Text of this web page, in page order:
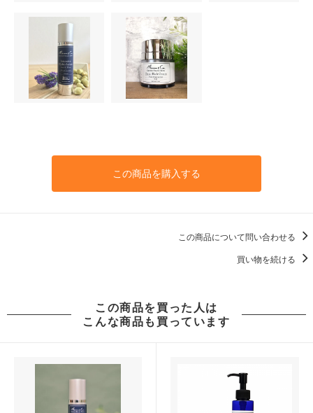
この商品を購入する
この商品について問い合わせる
買い物を続ける
この商品を買った人は
こんな商品も買っています